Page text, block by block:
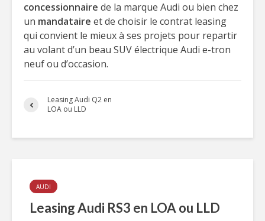
concessionnaire de la marque Audi ou bien chez
un mandataire et de choisir le contrat leasing
qui convient le mieux à ses projets pour repartir
au volant d’un beau SUV électrique Audi e-tron
neuf ou d’occasion.
Leasing Audi Q2 en
LOA ou LLD
AUDI
Leasing Audi RS3 en LOA ou LLD